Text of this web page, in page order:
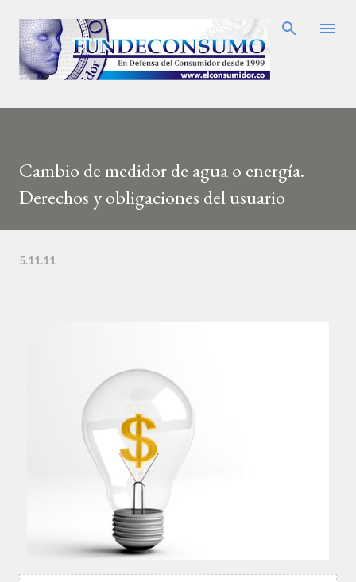
Cambio de medidor de agua o energía.
Derechos y obligaciones del usuario
5.11.11